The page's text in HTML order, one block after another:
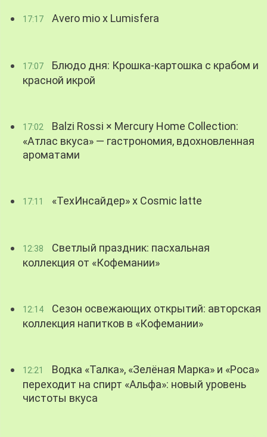
17:17 Avero mio x Lumisfera
17:07
Блюдо дня: Крошка-картошка с крабом и
красной икрой
17:02
Balzi Rossi × Mercury Home Collection:
«Атлас вкуса» — гастрономия, вдохновленная
ароматами
17:11 «ТехИнсайдер» х Cosmic latte
12:38
Светлый праздник: пасхальная
коллекция от «Кофемании»
12:14
Сезон освежающих открытий: авторская
коллекция напитков в «Кофемании»
12:21
Водка «Талка», «Зелёная Марка» и «Роса»
переходит на спирт «Альфа»: новый уровень
чистоты вкуса